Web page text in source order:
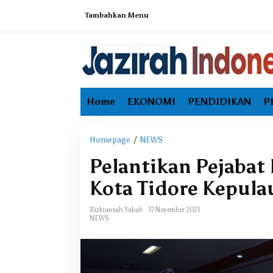
Tambahkan Menu
Home EKONOMI PENDIDIKAN
Homepage / NEWS
l
n
i
a
Pelantikan
Kota Tidore
Rizkiansah Yakub
17 November 2021
NEWS